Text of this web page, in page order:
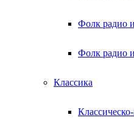
Фолк радио
Фолк радио
Классика